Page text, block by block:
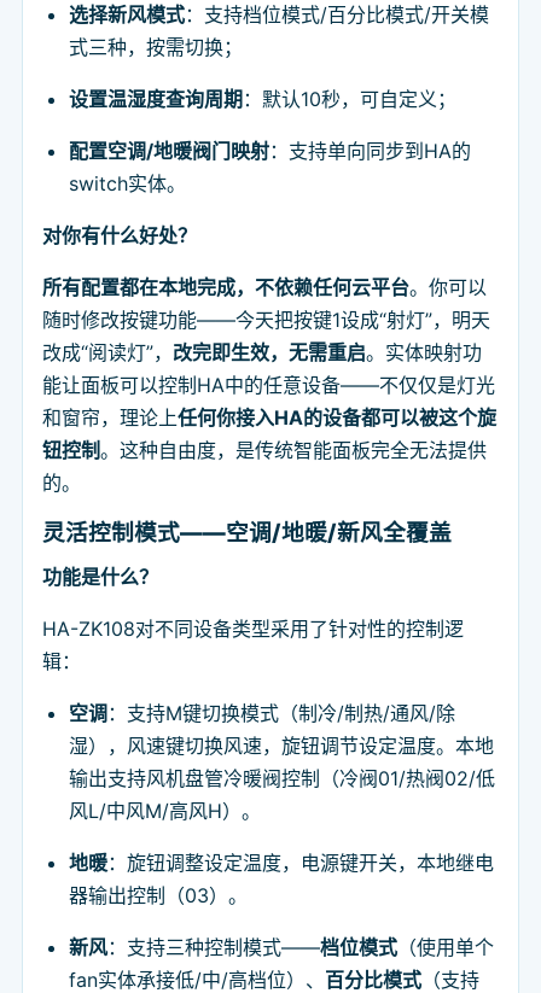
选择新风模式：支持档位模式/百分比模式/开关模
式三种，按需切换；
设置温湿度查询周期：默认10秒，可自定义；
配置空调/地暖阀门映射：支持单向同步到HA的
switch实体。
对你有什么好处？
所有配置都在本地完成，不依赖任何云平台。你可以
随时修改按键功能——今天把按键1设成“射灯”，明天
改成“阅读灯”， 改完即生效，无需重启。实体映射功
能让面板可以控制HA中的任意设备——不仅仅是灯光
和窗帘，理论上任何你接入HA的设备都可以被这个旋
钮控制。这种自由度，是传统智能面板完全无法提供
的。
灵活控制模式——空调/地暖/新风全覆盖
功能是什么？
HA-ZK108对不同设备类型采用了针对性的控制逻
辑：
空调：支持M键切换模式（制冷/制热/通风/除
湿），风速键切换风速，旋钮调节设定温度。本地
输出支持风机盘管冷暖阀控制（冷阀01/热阀02/低
风L/中风M/高风H）。
地暖：旋钮调整设定温度，电源键开关，本地继电
器输出控制（03）。
新风：支持三种控制模式——档位模式 （使用单个
fan实体承接低/中/高档位）、 百分比模式 （支持